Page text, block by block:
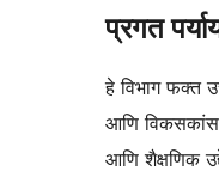
प्रगत
हे विभाग फक्त
आणि
आणि शैक्षणिक